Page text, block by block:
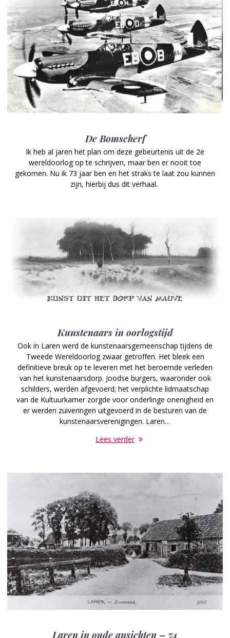
De Bomscherf
Ik heb al jaren het plan om deze gebeurtenis uit de 2e
wereldoorlog op te schrijven, maar ben er nooit toe
gekomen. Nu ik 73 jaar ben en het straks te laat zou kunnen
zijn, hierbij dus dit verhaal.
Kunstenaars in oorlogstijd
Ook in Laren werd de kunstenaarsgemeenschap tijdens de
Tweede Wereldoorlog zwaar getroffen. Het bleek een
definitieve breuk op te leveren met het beroemde verleden
van het kunstenaarsdorp. Joodse burgers, waaronder ook
schilders, werden afgevoerd; het verplichte lidmaatschap
van de Kultuurkamer zorgde voor onderlinge onenigheid en
er werden zuiveringen uitgevoerd in de besturen van de
kunstenaarsverenigingen. Laren…
Lees verder
Laren in oude ansichten – 74